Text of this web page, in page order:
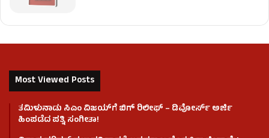
Most Viewed Posts
ತಮಿಳುನಾಡು ಸಿಎಂ ವಿಜಯ್‌ಗೆ ಬಿಗ್ ರಿಲೀಫ್ – ಡಿವೋರ್ಸ್ ಅರ್ಜಿ
ಹಿಂಪಡೆದ ಪತ್ನಿ ಸಂಗೀತಾ!